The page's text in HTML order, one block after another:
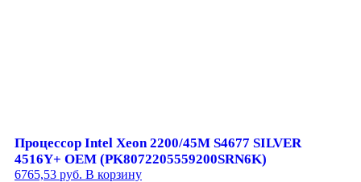
Процессор Intel Xeon 2200/45M S4677 SILVER
4516Y+ OEM (PK8072205559200SRN6K)
6765,53 руб. В корзину